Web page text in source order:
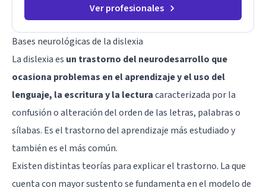
Ver profesionales
Bases neurológicas de la dislexia
La dislexia es un trastorno del neurodesarrollo que
ocasiona problemas en el aprendizaje y el uso del
lenguaje, la escritura y la lecturacaracterizada por la
confusión o alteración del orden de las letras, palabras o
sílabas. Es el trastorno del aprendizaje más estudiado y
también es el más común.
Existen distintas teorías para explicar el trastorno. La que
cuenta con mayor sustento se fundamenta en el modelo de